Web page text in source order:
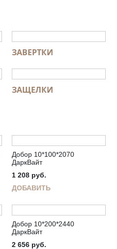
ЗАВЕРТКИ
ЗАЩЕЛКИ
Добор 10*100*2070
ДаркВайт
1 208 руб.
ДОБАВИТЬ
Добор 10*200*2440
ДаркВайт
2 656 руб.